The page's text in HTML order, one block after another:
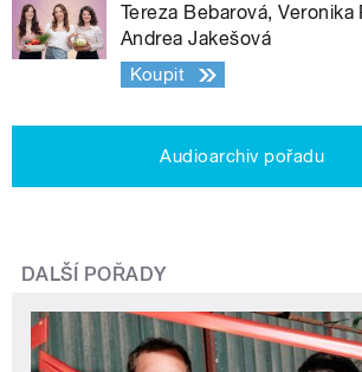
Tereza Bebarová, Veronika
Andrea Jakešová
Koupit
Audioarchiv pořadu
DALŠÍ POŘADY